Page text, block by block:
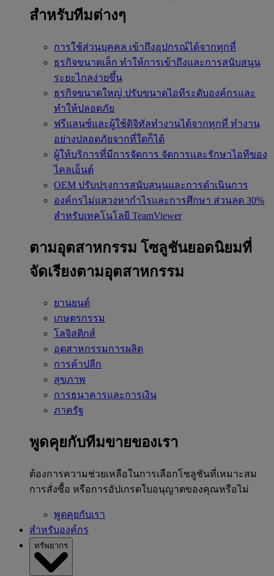
สำหรับทีมต่างๆ
การใช้ส่วนบุคคล เข้าถึงอุปกรณ์ได้จากทุกที่
ธุรกิจขนาดเล็ก ทำให้การเข้าถึงและการสนับสนุน
ระยะไกลง่ายขึ้น
ธุรกิจขนาดใหญ่ ปรับขนาดไอทีระดับองค์กรและ
ทำให้ปลอดภัย
ฟรีแลนซ์และผู้ใช้ดิจิทัลทำงานได้จากทุกที่ ทำงาน
อย่างปลอดภัยจากที่ใดก็ได้
ผู้ให้บริการที่มีการจัดการ จัดการและรักษาไอทีของ
ไคลเอ็นต์
OEM ปรับปรุงการสนับสนุนและการดำเนินการ
องค์กรไม่แสวงหากำไรและการศึกษา ส่วนลด 30%
สำหรับเทคโนโลยี TeamViewer
ตามอุตสาหกรรม โซลูชันยอดนิยมที่
จัดเรียงตามอุตสาหกรรม
ยานยนต์
เกษตรกรรม
โลจิสติกส์
อุตสาหกรรมการผลิต
การค้าปลีก
สุขภาพ
การธนาคารและการเงิน
ภาครัฐ
พูดคุยกับทีมขายของเรา
ต้องการความช่วยเหลือในการเลือกโซลูชันที่เหมาะสม
การสั่งซื้อ หรือการอัปเกรดใบอนุญาตของคุณหรือไม่
พูดคุยกับเรา
สำหรับองค์กร
ทรัพยากร